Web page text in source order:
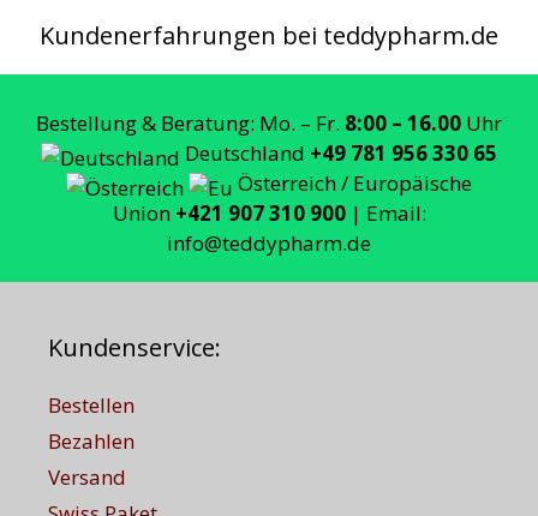
Kundenerfahrungen bei teddypharm.de
Bestellung & Beratung: Mo. – Fr. 8:00 – 16.00 Uhr
Deutschland +49 781 956 330 65
Österreich / Europäische
Union +421 907 310 900 | Email:
info@teddypharm.de
Kundenservice:
Bestellen
Bezahlen
Versand